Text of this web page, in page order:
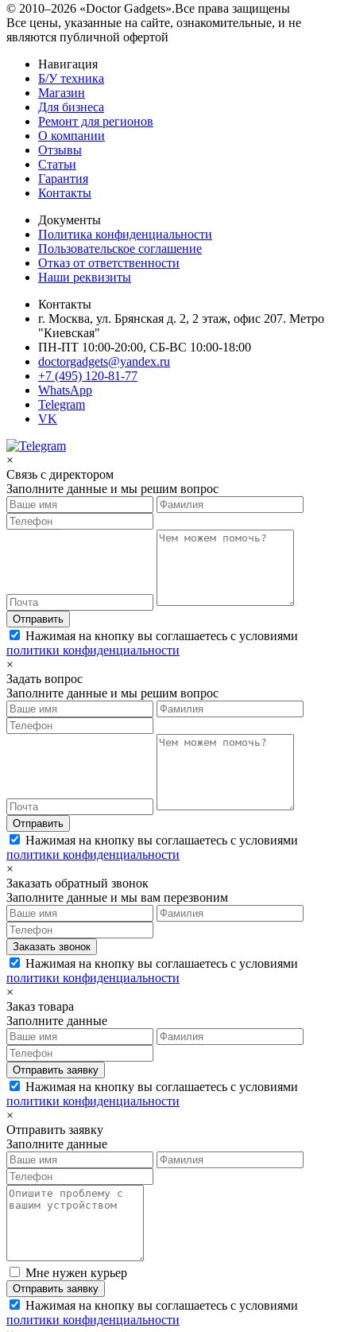
© 2010–2026 «Doctor Gadgets».Все права защищены
Все цены, указанные на сайте, ознакомительные, и не
являются публичной офертой
Навигация
Б/У техникa
Магазин
Для бизнеса
Ремонт для регионов
О компании
Отзывы
Статьи
Гарантия
Контакты
Документы
Политика конфиденциальности
Пользовательское соглашение
Отказ от ответственности
Наши реквизиты
Контакты
г. Москва, ул. Брянская д. 2, 2 этаж, офис 207. Метро
"Киевская"
ПН-ПТ 10:00-20:00, СБ-ВС 10:00-18:00
doctorgadgets@yandex.ru
+7 (495) 120-81-77
WhatsApp
Telegram
VK
×
Связь с директором
Заполните данные и мы решим вопрос
Отправить
Нажимая на кнопку вы соглашаетесь с условиями
политики конфиденциальности
×
Задать вопрос
Заполните данные и мы решим вопрос
Отправить
Нажимая на кнопку вы соглашаетесь с условиями
политики конфиденциальности
×
Заказать обратный звонок
Заполните данные и мы вам перезвоним
Заказать звонок
Нажимая на кнопку вы соглашаетесь с условиями
политики конфиденциальности
×
Заказ товара
Заполните данные
Отправить заявку
Нажимая на кнопку вы соглашаетесь с условиями
политики конфиденциальности
×
Отправить заявку
Заполните данные
Мне нужен курьер
Отправить заявку
Нажимая на кнопку вы соглашаетесь с условиями
политики конфиденциальности